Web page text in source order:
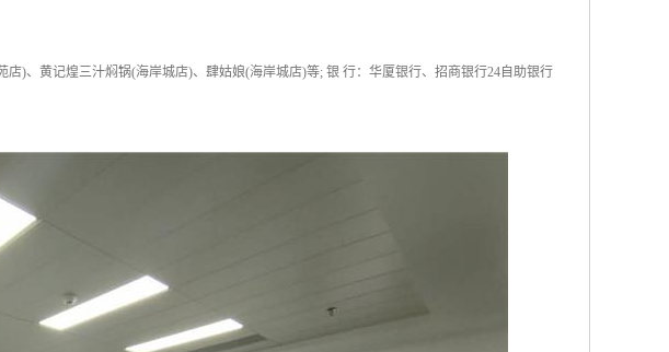
)、黄记煌三汁焖锅(海岸城店)、肆姑娘(海岸城店)等; 银 行：华厦银行、招商银行24自助银行